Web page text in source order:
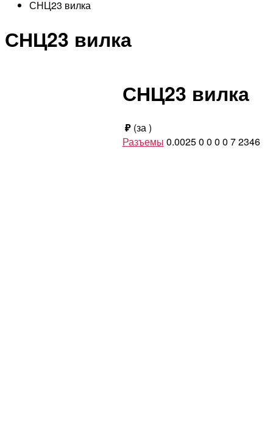
СНЦ23 вилка
СНЦ23 вилка
СНЦ23 вилка
₽ (за)
Разъемы 0.00250 0 0 0 72346